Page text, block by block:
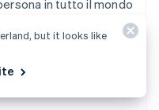
in tutto il mondo
but it looks like